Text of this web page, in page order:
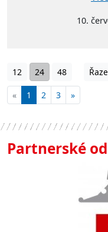
10.
12 24 48
« 1 2 3 »
Partnerské